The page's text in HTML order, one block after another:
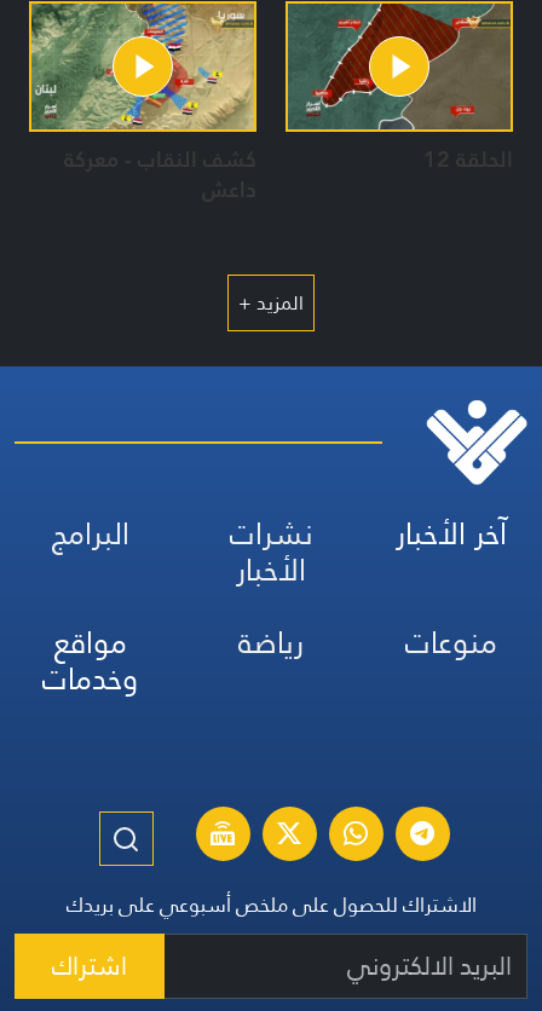
الحلقة 12 كشف النقاب - معركة
داعش
المزيد +
آخر الأخبار نشرات
الأخبار
البرامج
منوعات
رياضة مواقع
وخدمات
الاشتراك للحصول على ملخص أسبوعي على بريدك
اشتراك